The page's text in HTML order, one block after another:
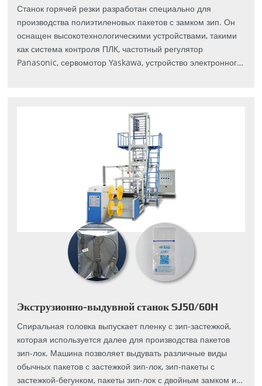
Станок горячей резки разработан специально для
производства полиэтиленовых пакетов с замком зип. Он
оснащен высокотехнологическими устройствами, такими
как система контроля ПЛК, частотный регулятор
Panasonic, сервомотор Yaskawa, устройство электронного
Экструзионно-выдувной станок SJ50/60H
Спиральная головка выпускает пленку с зип-застежкой,
которая используется далее для производства пакетов
зип-лок. Машина позволяет выдувать различные виды
обычных пакетов с застежкой зип-лок, зип-пакеты с
застежкой-бегунком, пакеты зип-лок с двойным замком и